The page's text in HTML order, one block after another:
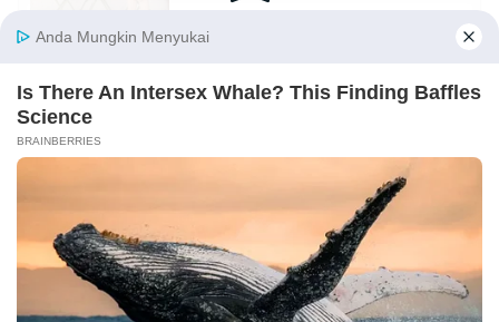
Benang Merah Sindangkasih:
Dari Perintis Purwakarta hingga
21/07/2026 - 09:22